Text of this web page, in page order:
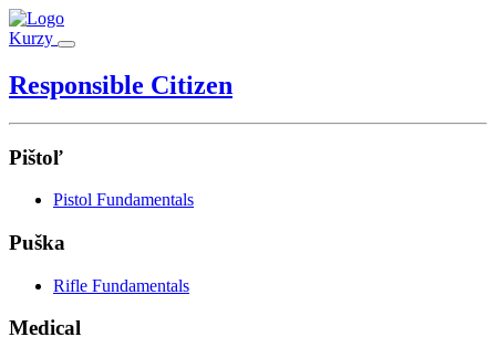
Kurzy
Responsible Citizen
Pištoľ
Pistol Fundamentals
Puška
Rifle Fundamentals
Medical